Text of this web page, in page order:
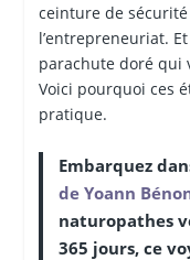
ceinture de
l’entrepreneuriat.
parachute doré qui
Voici pourquoi ces
pratique.
Embarquez
de Yoann
naturopathes
365 jours, ce